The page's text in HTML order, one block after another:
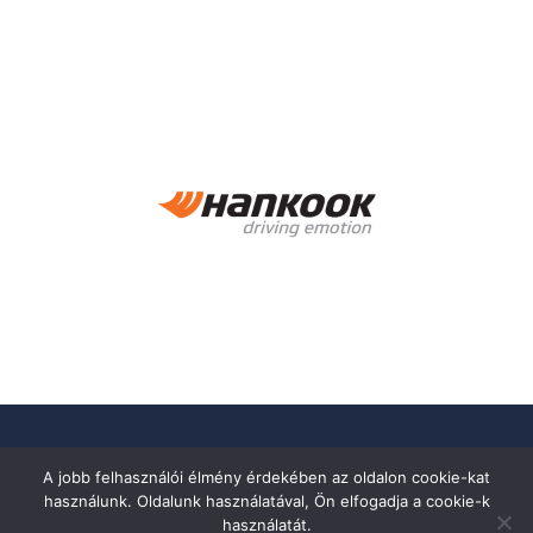
A jobb felhasználói élmény érdekében az oldalon cookie-kat
használunk. Oldalunk használatával, Ön elfogadja a cookie-k
használatát.